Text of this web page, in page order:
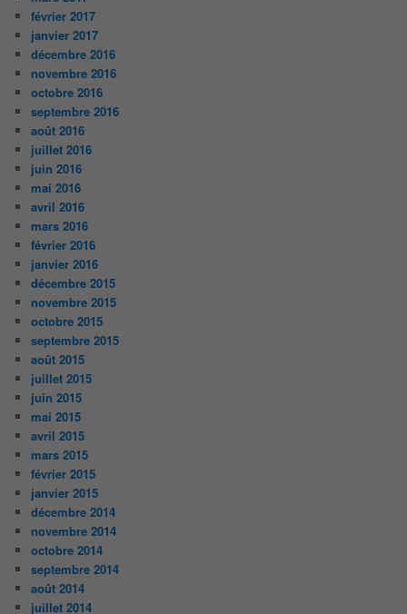
février 2017
janvier 2017
décembre 2016
novembre 2016
octobre 2016
septembre 2016
août 2016
juillet 2016
juin 2016
mai 2016
avril 2016
mars 2016
février 2016
janvier 2016
décembre 2015
novembre 2015
octobre 2015
septembre 2015
août 2015
juillet 2015
juin 2015
mai 2015
avril 2015
mars 2015
février 2015
janvier 2015
décembre 2014
novembre 2014
octobre 2014
septembre 2014
août 2014
juillet 2014